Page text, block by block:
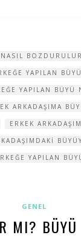
YAPILAN
YAPILAN
ARKADAŞIMA
ERKEK
YAPILAN
GENEL
MI?